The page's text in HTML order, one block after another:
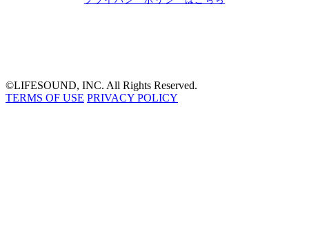
©LIFESOUND, INC. All Rights Reserved.
TERMS OF USE PRIVACY POLICY